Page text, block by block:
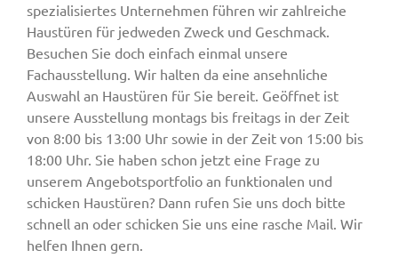
Team
Jobs
Kontakt
spezialisiertes Unternehmen führen wir zahlreiche
Haustüren für jedweden Zweck und Geschmack.
Besuchen Sie doch einfach einmal unsere
Fachausstellung. Wir halten da eine ansehnliche
Auswahl an Haustüren für Sie bereit. Geöffnet ist
unsere Ausstellung montags bis freitags in der Zeit
von 8:00 bis 13:00 Uhr sowie in der Zeit von 15:00 bis
18:00 Uhr. Sie haben schon jetzt eine Frage zu
unserem Angebotsportfolio an funktionalen und
schicken Haustüren? Dann rufen Sie uns doch bitte
schnell an oder schicken Sie uns eine rasche Mail. Wir
helfen Ihnen gern.